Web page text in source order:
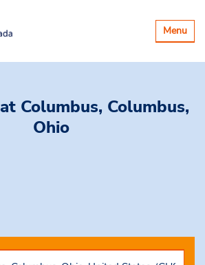
Basculer
la
Menu
at Columbus, Columbus,
Ohio